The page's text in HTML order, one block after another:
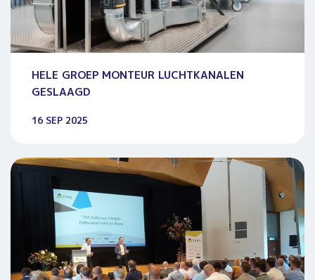
HELE GROEP MONTEUR LUCHTKANALEN
GESLAAGD
16 SEP 2025